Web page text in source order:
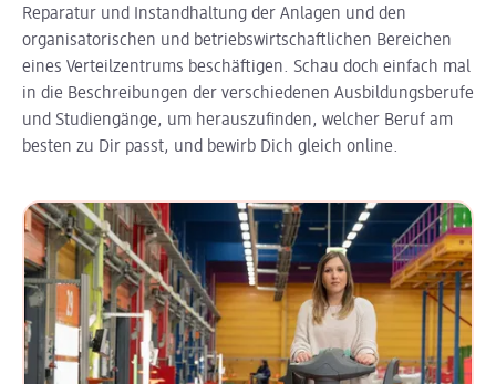
Reparatur und Instandhaltung der Anlagen und den
organisatorischen und betriebswirtschaftlichen Bereichen
eines Verteilzentrums beschäftigen. Schau doch einfach mal
in die Beschreibungen der verschiedenen Ausbildungsberufe
und Studiengänge, um herauszufinden, welcher Beruf am
besten zu Dir passt, und bewirb Dich gleich online.